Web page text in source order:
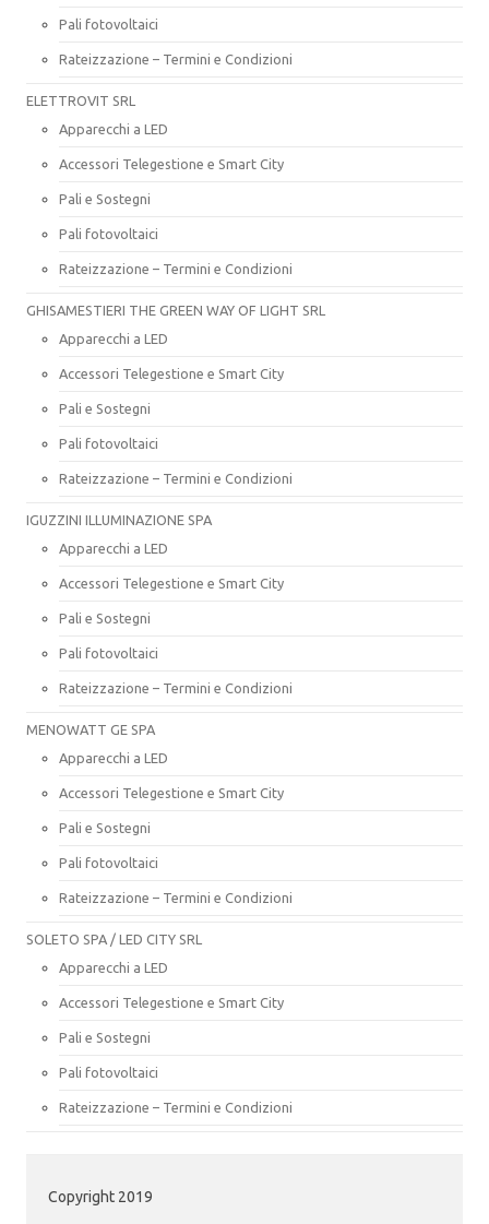
Pali fotovoltaici
Rateizzazione – Termini e Condizioni
ELETTROVIT SRL
Apparecchi a LED
Accessori Telegestione e Smart City
Pali e Sostegni
Pali fotovoltaici
Rateizzazione – Termini e Condizioni
GHISAMESTIERI THE GREEN WAY OF LIGHT SRL
Apparecchi a LED
Accessori Telegestione e Smart City
Pali e Sostegni
Pali fotovoltaici
Rateizzazione – Termini e Condizioni
IGUZZINI ILLUMINAZIONE SPA
Apparecchi a LED
Accessori Telegestione e Smart City
Pali e Sostegni
Pali fotovoltaici
Rateizzazione – Termini e Condizioni
MENOWATT GE SPA
Apparecchi a LED
Accessori Telegestione e Smart City
Pali e Sostegni
Pali fotovoltaici
Rateizzazione – Termini e Condizioni
SOLETO SPA / LED CITY SRL
Apparecchi a LED
Accessori Telegestione e Smart City
Pali e Sostegni
Pali fotovoltaici
Rateizzazione – Termini e Condizioni
Copyright 2019